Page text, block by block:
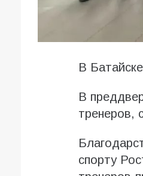
В
В
тренеров,
спорту